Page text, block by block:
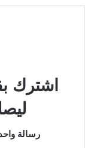
اشترك
رسالة